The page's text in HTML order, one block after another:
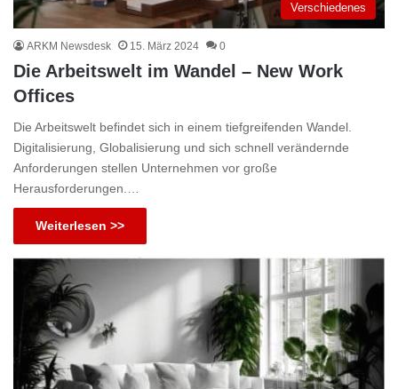
Verschiedenes
ARKM Newsdesk 15. März 2024 0
Die Arbeitswelt im Wandel – New Work
Offices
Die Arbeitswelt befindet sich in einem tiefgreifenden Wandel.
Digitalisierung, Globalisierung und sich schnell verändernde
Anforderungen stellen Unternehmen vor große
Herausforderungen.…
Weiterlesen >>